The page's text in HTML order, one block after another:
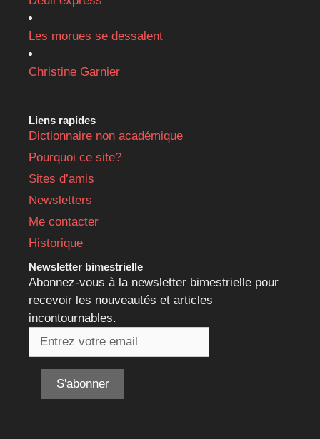
Les morues se dessalent
Christine Garnier
Liens rapides
Dictionnaire non académique
Pourquoi ce site?
Sites d’amis
Newsletters
Me contacter
Historique
Newsletter bimestrielle
Abonnez-vous à la newsletter bimestrielle pour
recevoir les nouveautés et articles
incontournables.